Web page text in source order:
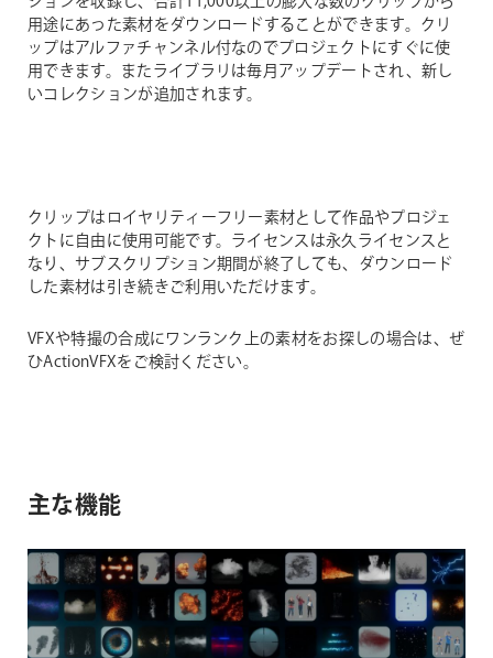
用途にあった素材をダウンロードすることができます。クリ
ップはアルファチャンネル付なのでプロジェクトにすぐに使
用できます。またライブラリは毎月アップデートされ、新し
いコレクションが追加されます。
クリップはロイヤリティーフリー素材として作品やプロジェ
クトに自由に使用可能です。ライセンスは永久ライセンスと
なり、サブスクリプション期間が終了しても、ダウンロード
した素材は引き続きご利用いただけます。
VFXや特撮の合成にワンランク上の素材をお探しの場合は、ぜ
ひActionVFXをご検討ください。
主な機能